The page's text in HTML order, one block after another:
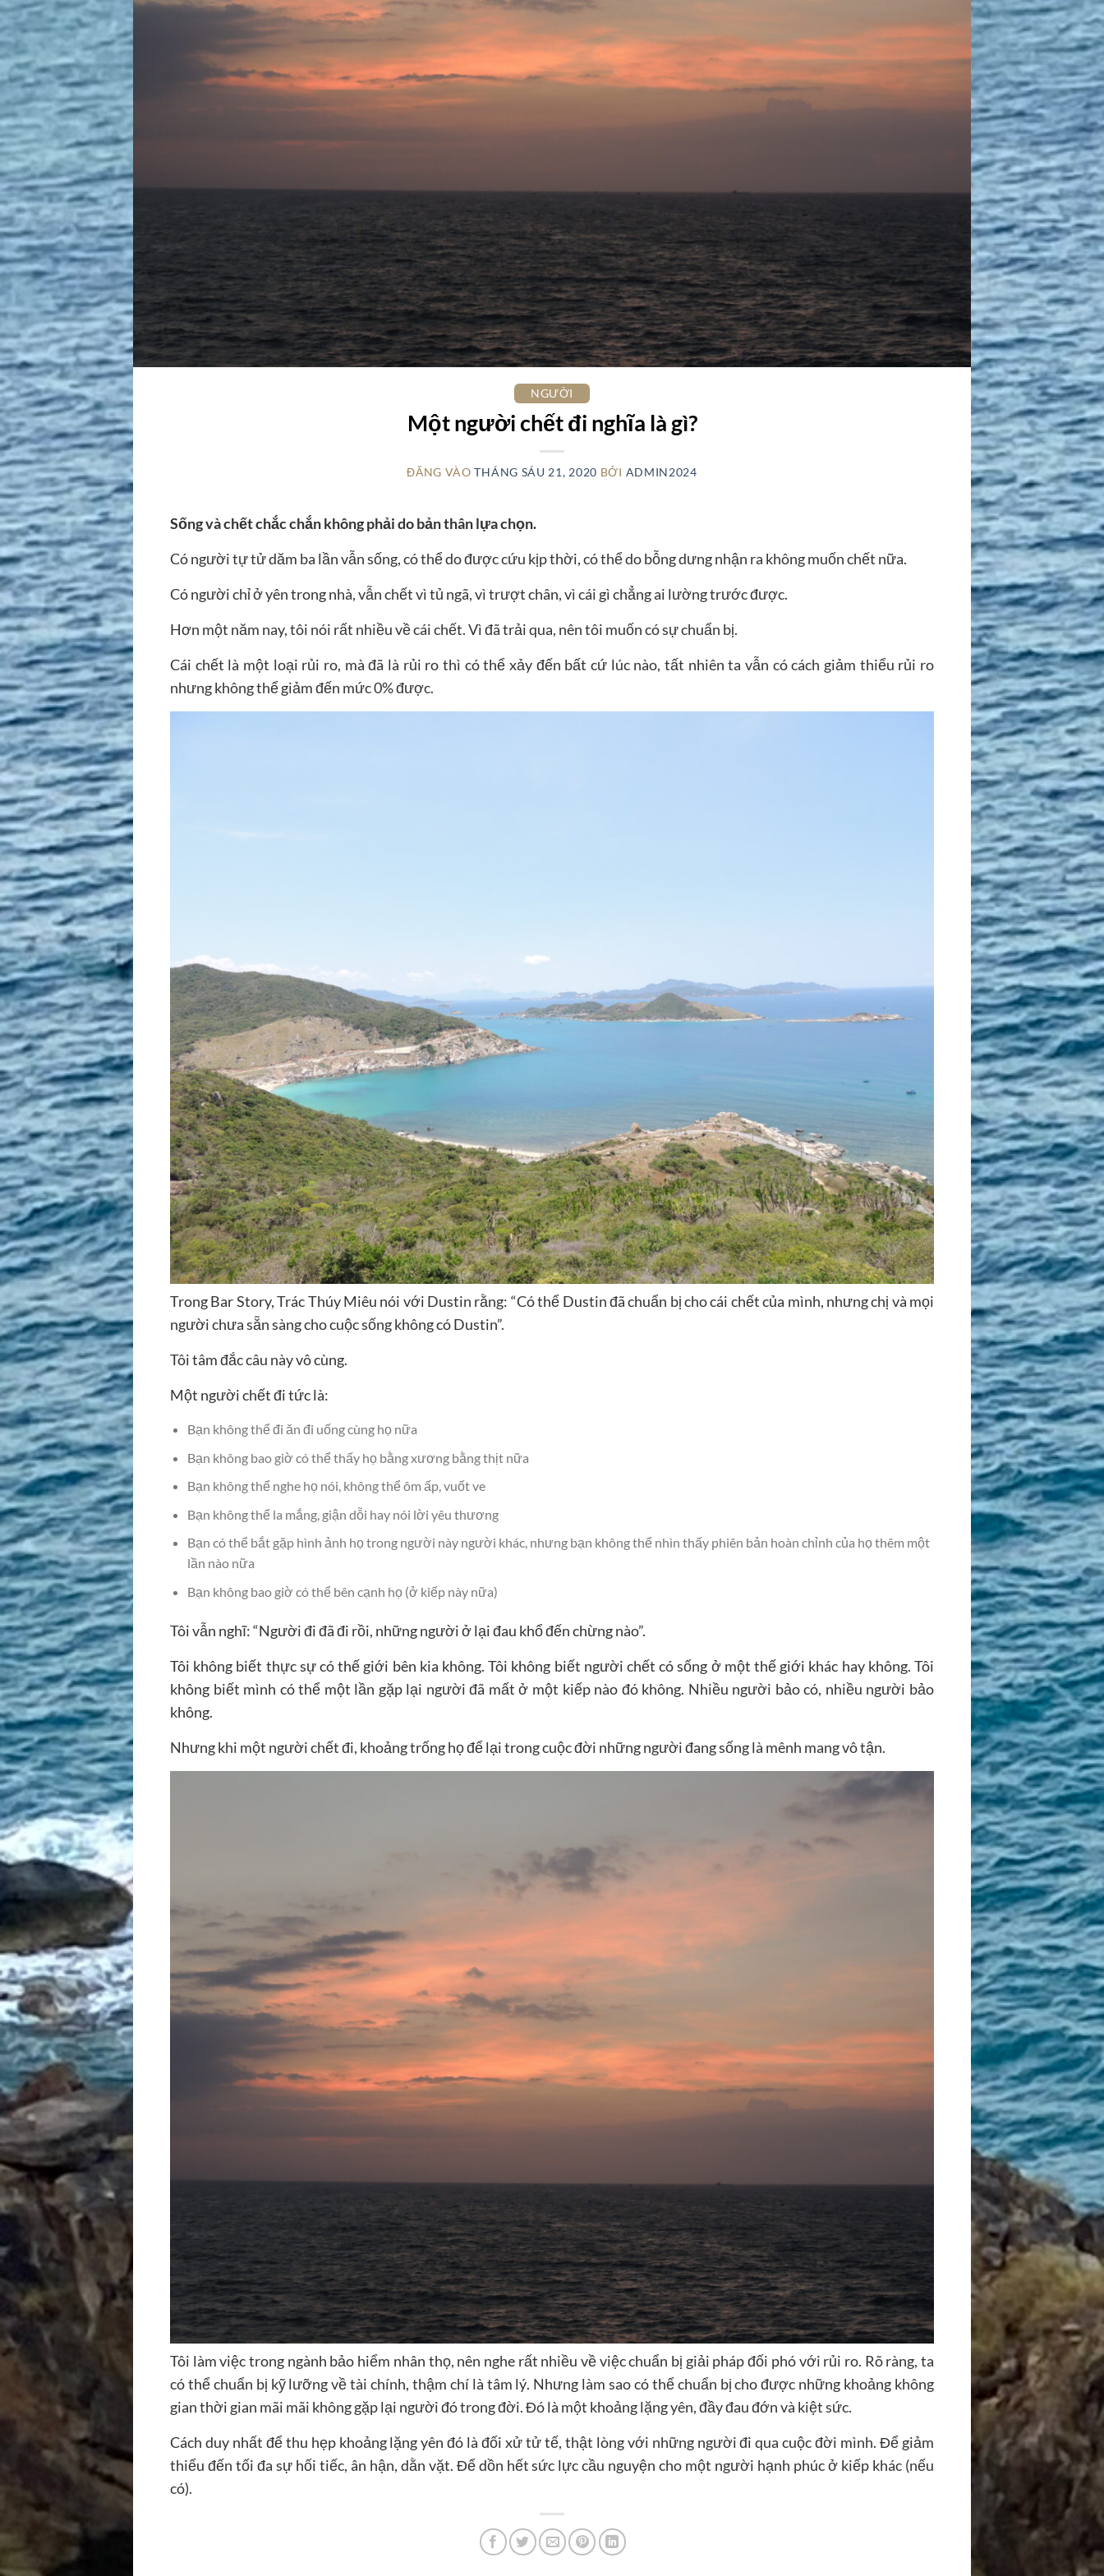
NGƯỜI
Một người chết đi nghĩa là gì?
ĐĂNG VÀOTHÁNG SÁU 21, 2020 BỞI ADMIN2024
Sống và chết chắc chắn không phải do bản thân lựa chọn.
Có người tự tử dăm ba lần vẫn sống, có thể do được cứu kịp thời, có thể do bỗng dưng nhận ra không muốn chết nữa.
Có người chỉ ở yên trong nhà, vẫn chết vì tủ ngã, vì trượt chân, vì cái gì chẳng ai lường trước được.
Hơn một năm nay, tôi nói rất nhiều về cái chết. Vì đã trải qua, nên tôi muốn có sự chuẩn bị.
Cái chết là một loại rủi ro, mà đã là rủi ro thì có thể xảy đến bất cứ lúc nào, tất nhiên ta vẫn có cách giảm thiểu rủi ro
nhưng không thể giảm đến mức 0% được.
Trong Bar Story, Trác Thúy Miêu nói với Dustin rằng: “Có thể Dustin đã chuẩn bị cho cái chết của mình, nhưng chị và mọi
người chưa sẵn sàng cho cuộc sống không có Dustin”.
Tôi tâm đắc câu này vô cùng.
Một người chết đi tức là:
Bạn không thể đi ăn đi uống cùng họ nữa
Bạn không bao giờ có thể thấy họ bằng xương bằng thịt nữa
Bạn không thể nghe họ nói, không thể ôm ấp, vuốt ve
Bạn không thể la mắng, giận dỗi hay nói lời yêu thương
Bạn có thể bắt gặp hình ảnh họ trong người này người khác, nhưng bạn không thể nhìn thấy phiên bản hoàn chỉnh của họ thêm một
lần nào nữa
Bạn không bao giờ có thể bên cạnh họ (ở kiếp này nữa)
Tôi vẫn nghĩ: “Người đi đã đi rồi, những người ở lại đau khổ đến chừng nào”.
Tôi không biết thực sự có thế giới bên kia không. Tôi không biết người chết có sống ở một thế giới khác hay không. Tôi
không biết mình có thể một lần gặp lại người đã mất ở một kiếp nào đó không. Nhiều người bảo có, nhiều người bảo
không.
Nhưng khi một người chết đi, khoảng trống họ để lại trong cuộc đời những người đang sống là mênh mang vô tận.
Tôi làm việc trong ngành bảo hiểm nhân thọ, nên nghe rất nhiều về việc chuẩn bị giải pháp đối phó với rủi ro. Rõ ràng, ta
có thể chuẩn bị kỹ lưỡng về tài chính, thậm chí là tâm lý. Nhưng làm sao có thể chuẩn bị cho được những khoảng không
gian thời gian mãi mãi không gặp lại người đó trong đời. Đó là một khoảng lặng yên, đầy đau đớn và kiệt sức.
Cách duy nhất để thu hẹp khoảng lặng yên đó là đối xử tử tế, thật lòng với những người đi qua cuộc đời mình. Để giảm
thiểu đến tối đa sự hối tiếc, ân hận, dằn vặt. Để dồn hết sức lực cầu nguyện cho một người hạnh phúc ở kiếp khác (nếu
có).